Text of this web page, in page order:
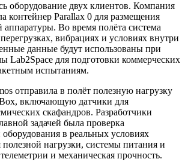
оборудование двух клиентов. Компания
контейнер Parallax 0 для размещения
аппаратуры. Во время полёта система
вибрациях и условиях внутри
данные будут использованы при
Lab2Space для подготовки коммерческих
испытаниям.
отправила в полёт полезную нагрузку
включающую датчики для
скафандров. Разработчики
задачей была проверка
оборудования в реальных условиях
полезной нагрузки, системы питания и
и механическая прочность.